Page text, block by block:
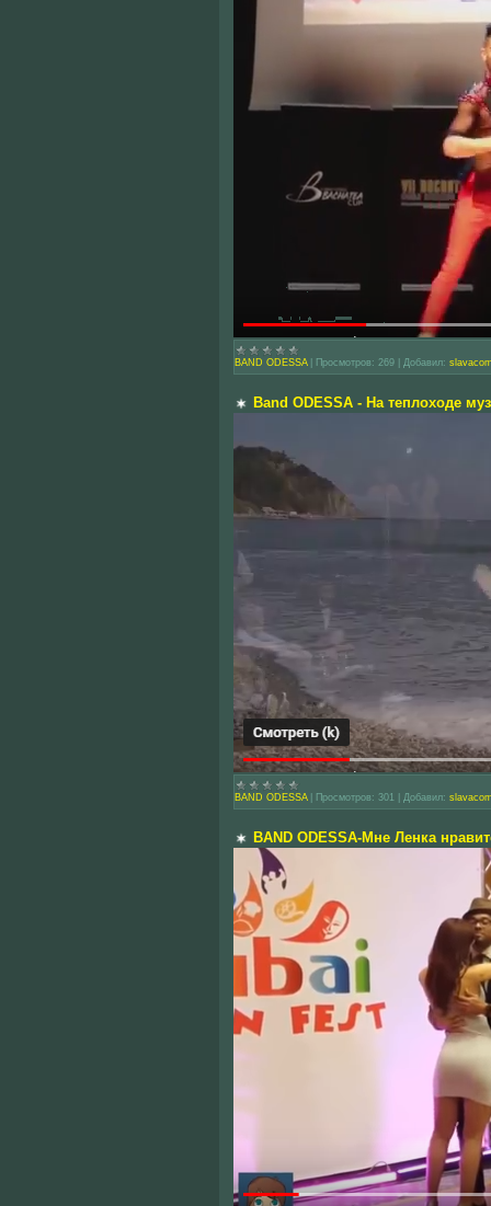
BAND ODESSA| Просмотров: 269 Добавил:
Band ODESSA - На теплоходе
BAND ODESSA| Просмотров: 301 Добавил:
BAND ODESSA-Мне Ленка